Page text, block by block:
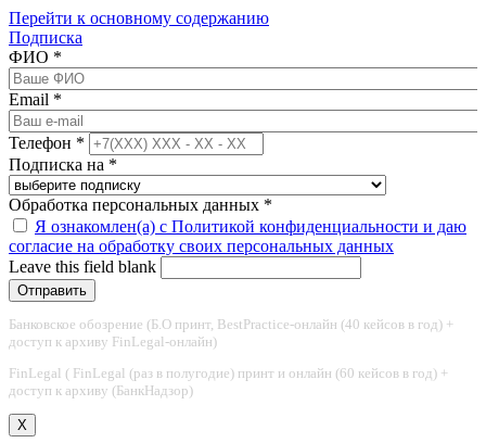
Перейти к основному содержанию
Подписка
ФИО *
Email *
Телефон *
Подписка на *
Обработка персональных данных *
Я ознакомлен(а) с Политикой конфиденциальности и даю
согласие на обработку своих персональных данных
Leave this field blank
Банковское обозрение (Б.О принт, BestPractice-онлайн (40 кейсов в год) +
доступ к архиву FinLegal-онлайн)
FinLegal ( FinLegal (раз в полугодие) принт и онлайн (60 кейсов в год) +
доступ к архиву (БанкНадзор)
X